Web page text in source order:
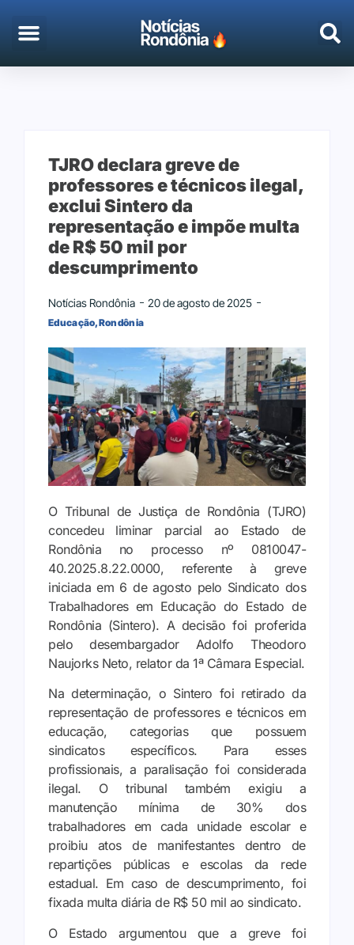
TJRO declara greve de
professores e técnicos ilegal,
exclui Sintero da
representação e impõe multa
de R$ 50 mil por
descumprimento
Notícias Rondônia 20 de agosto de 2025
Educação,Rondônia
O Tribunal de Justiça de Rondônia (TJRO)
concedeu liminar parcial ao Estado de
Rondônia no processo nº 0810047-
40.2025.8.22.0000, referente à greve
iniciada em 6 de agosto pelo Sindicato dos
Trabalhadores em Educação do Estado de
Rondônia (Sintero). A decisão foi proferida
pelo desembargador Adolfo Theodoro
Naujorks Neto, relator da 1ª Câmara Especial.
Na determinação, o Sintero foi retirado da
representação de professores e técnicos em
educação, categorias que possuem
sindicatos específicos. Para esses
profissionais, a paralisação foi considerada
ilegal. O tribunal também exigiu a
manutenção mínima de 30% dos
trabalhadores em cada unidade escolar e
proibiu atos de manifestantes dentro de
repartições públicas e escolas da rede
estadual. Em caso de descumprimento, foi
fixada multa diária de R$ 50 mil ao sindicato.
O Estado argumentou que a greve foi